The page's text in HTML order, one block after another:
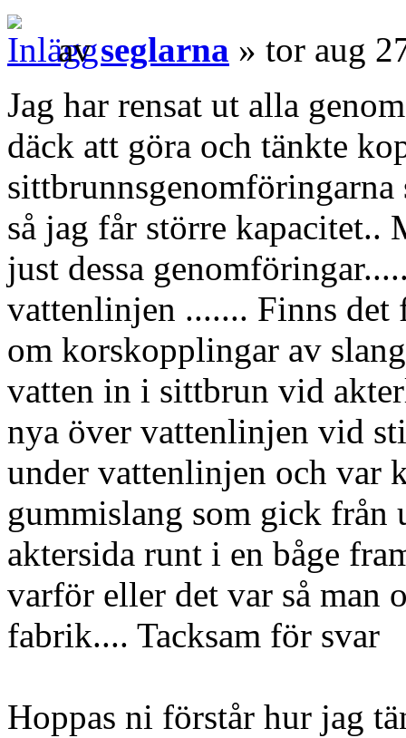
avseglarna » tor aug
Jag har rensat ut alla
däck att göra och tänkte
så jag får större kapacitet..
just dessa
vattenlinjen ....... Finns det
om korskopplingar av
vatten in i sittbrun vid
nya över vattenlinjen vid
under vattenlinjen och var
gummislang som gick från
aktersida runt i en båge
varför eller det var så man
fabrik.... Tacksam för svar
Hoppas ni förstår hur jag